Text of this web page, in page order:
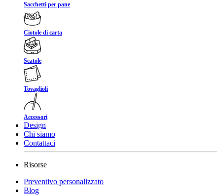
Sacchetti per pane
Ciotole di carta
Scatole
Tovaglioli
Accessori
Design
Chi siamo
Contattaci
Risorse
Preventivo personalizzato
Blog